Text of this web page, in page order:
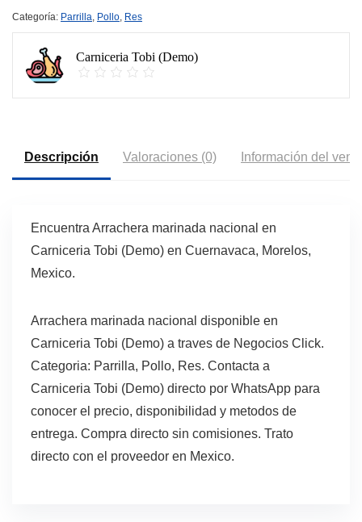
Categoría: Parrilla, Pollo, Res
Carniceria Tobi (Demo)
Descripción Valoraciones (0) Información del
Encuentra Arrachera marinada nacional en
Carniceria Tobi (Demo) en Cuernavaca, Morelos,
Mexico.
Arrachera marinada nacional disponible en
Carniceria Tobi (Demo) a traves de Negocios Click.
Categoria: Parrilla, Pollo, Res. Contacta a
Carniceria Tobi (Demo) directo por WhatsApp para
conocer el precio, disponibilidad y metodos de
entrega. Compra directo sin comisiones. Trato
directo con el proveedor en Mexico.